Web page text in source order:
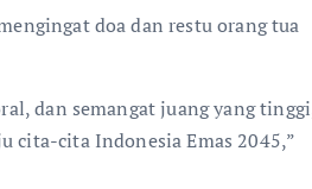
doa dan restu orang tua
dan semangat juang yang
cita-cita Indonesia Emas 2045,”